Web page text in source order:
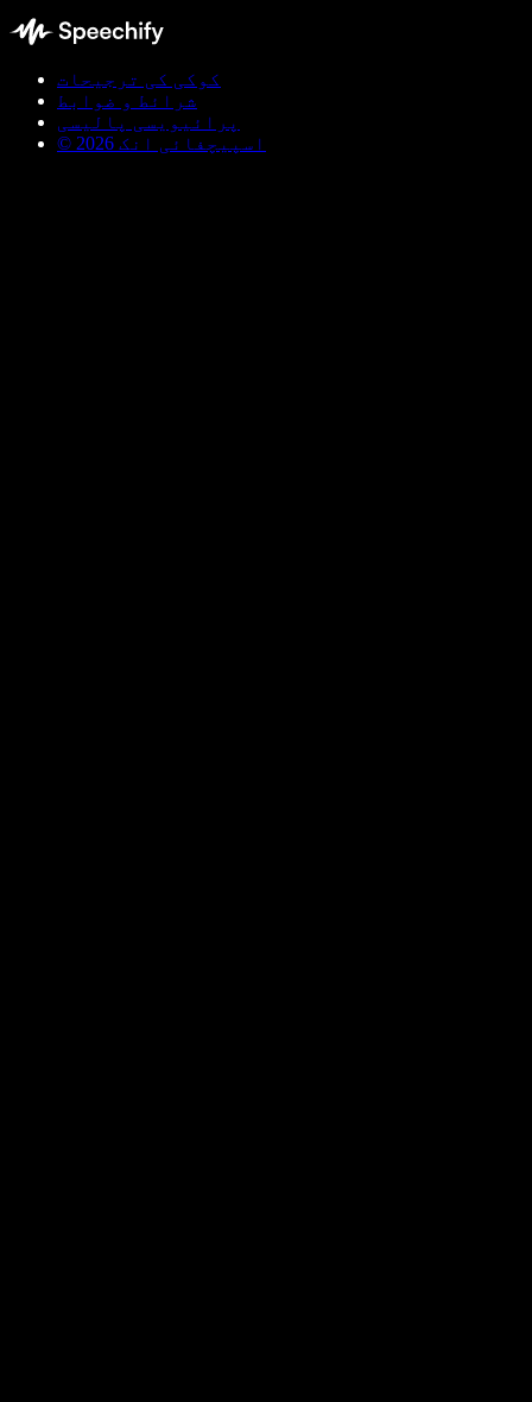
کوکی کی ترجیحات
شرائط و ضوابط
پرائیویسی پالیسی
© اسپیچفائی انک 2026